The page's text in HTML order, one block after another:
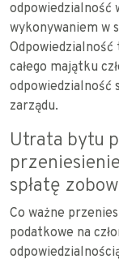
odpowiedzialność
wykonywaniem w
całego majątku
odpowiedzialność
zarządu.
Utrata bytu
spłatę
Co ważne
podatkowe na